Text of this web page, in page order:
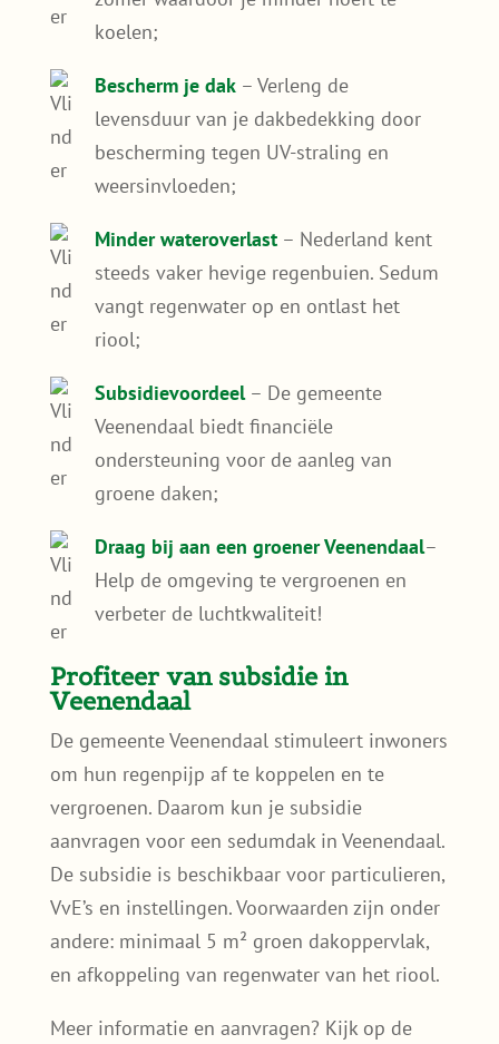
Een groendak in Veenendaal zorgt niet alleen
winter, maar draagt ook bij aan het opvangen
van regenwater en het bevorderen van de
biodiversiteit in je buurt. Daarnaast verlengt
het de levensduur van je dakbedekking én
bespaart het op lange termijn op
energiekosten.
Bespaar op energiekosten– Een
sedumdak houdt je woning koeler in de
zomer waardoor je minder hoeft te
koelen;
Bescherm je dak– Verleng de
levensduur van je dakbedekking door
bescherming tegen UV-straling en
weersinvloeden;
Minder wateroverlast– Nederland kent
vangt regenwater op en ontlast het
Subsidievoordeel– De gemeente
Veenendaal biedt financiële
ondersteuning voor de aanleg van
groene daken;
Draag bij aan een groener Veenendaal
Help de omgeving te vergroenen en
verbeter de luchtkwaliteit!